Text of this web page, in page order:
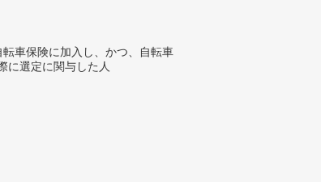
車保険に加入し、かつ、自転車
に選定に関与した人